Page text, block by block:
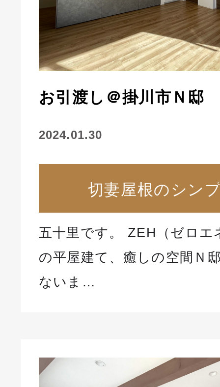
お引渡し＠掛川市Ｎ邸
2024.01.30
切妻屋根のシン
五十里です。 ZEH（ゼロエ
の平屋建て、癒しの空間Ｎ
ないま…